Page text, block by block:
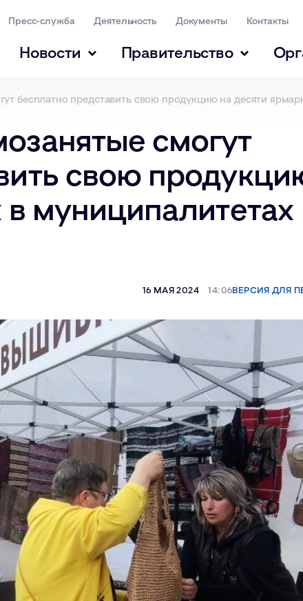
Пресс-служба Деятельность Документы Контакты
Новости Правительство
бесплатно представить свою продукцию на десяти
смогут
свою
муниципалитетах
16 МАЯ 2024 14:06ВЕРСИЯ ДЛЯ